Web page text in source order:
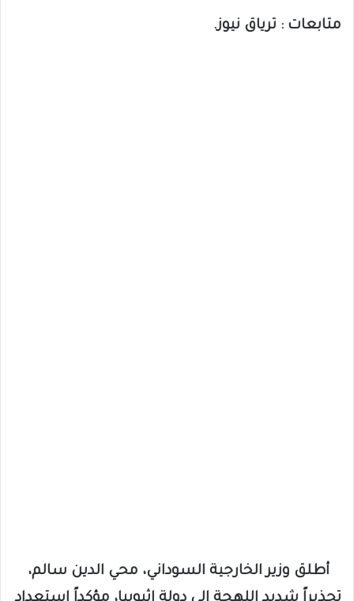
متابعات : ترياق نيوز.
أطلق وزير الخارجية السوداني، محي الدين سالم،